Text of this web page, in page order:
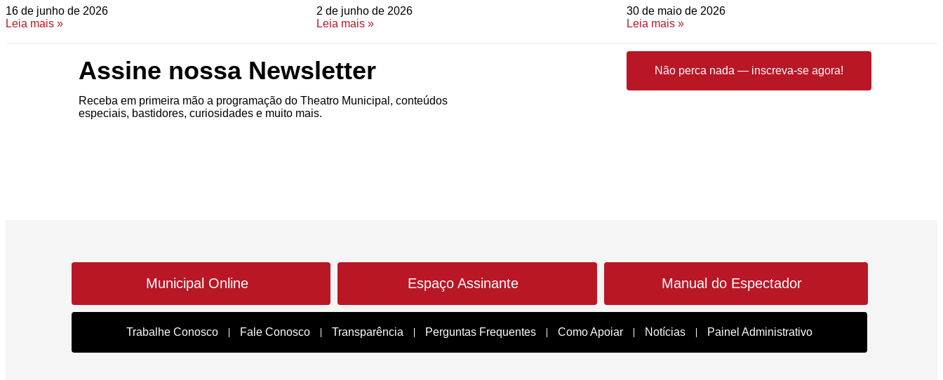
16 de junho de 2026
Leia mais »
2 de junho de 2026
Leia mais »
30 de maio de 2026
Leia mais »
Assine nossa Newsletter
Receba em primeira mão a programação do Theatro Municipal, conteúdos
especiais, bastidores, curiosidades e muito mais.
Não perca nada — inscreva-se agora!
Municipal Online Espaço Assinante Manual do Espectador
Trabalhe Conosco Fale Conosco Transparência Perguntas Frequentes Como Apoiar Notícias Painel Administrativo